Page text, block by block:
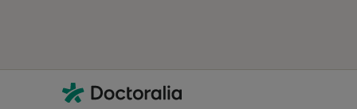
Contacto
Doctoralia - Homepage